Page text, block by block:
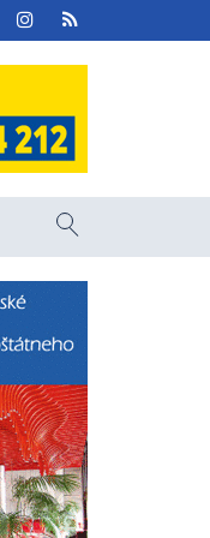
YouTube Instagram
Feed
Vyhľadávanie